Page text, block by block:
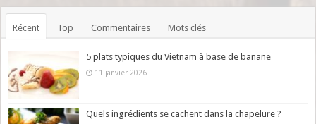
Récent Top Commentaires Mots clés
5 plats typiques du Vietnam à base de banane
11 janvier 2026
Quels ingrédients se cachent dans la chapelure ?